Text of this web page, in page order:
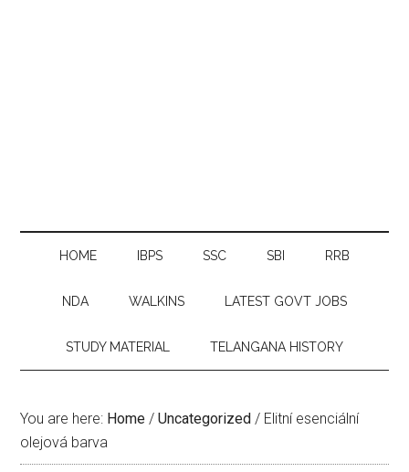
HOME IBPS SSC SBI RRB
NDA WALKINS LATEST GOVT JOBS
STUDY MATERIAL TELANGANA HISTORY
You are here: Home / Uncategorized / Elitní esenciální
olejová barva